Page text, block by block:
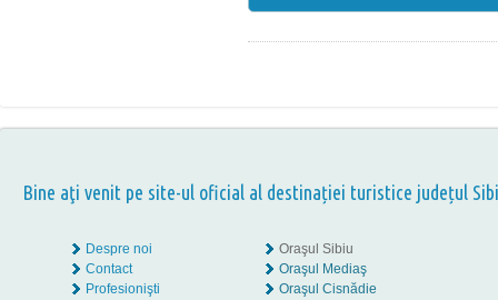
Bine aţi venit pe site-ul oficial al destinației turistice județul
Despre noi
Contact
Profesionişti
Oraşul Sibiu
Oraşul Mediaş
Oraşul Cisnădie